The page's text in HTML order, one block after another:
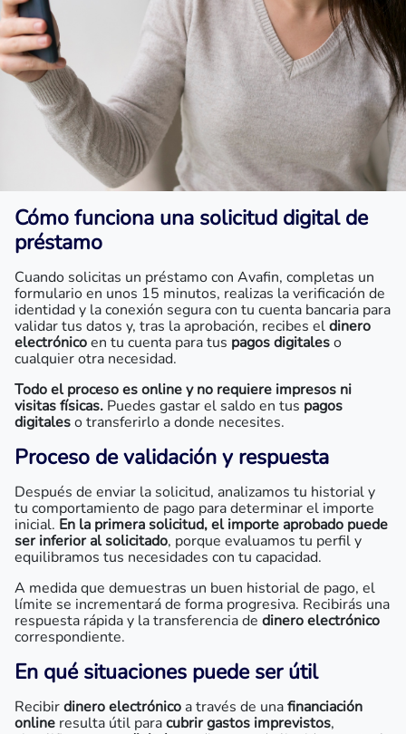
Cómo funciona una solicitud digital de
préstamo
Cuando solicitas un préstamo con Avafin, completas un
formulario en unos 15 minutos, realizas la verificación de
identidad y la conexión segura con tu cuenta bancaria para
validar tus datos y, tras la aprobación, recibes eldinero
electrónicoen tu cuenta para tus pagos digitaleso
cualquier otra necesidad.
Todo el proceso es online y no requiere impresos ni
visitas físicas. Puedes gastar el saldo en tus pagos
digitaleso transferirlo a donde necesites.
Proceso de validación y respuesta
Después de enviar la solicitud, analizamos tu historial y
tu comportamiento de pago para determinar el importe
inicial. En la primera solicitud, el importe aprobado puede
ser inferior al solicitado, porque evaluamos tu perfil y
equilibramos tus necesidades con tu capacidad.
A medida que demuestras un buen historial de pago, el
límite se incrementará de forma progresiva. Recibirás una
respuesta rápida y la transferencia de dinero electrónico
correspondiente.
En qué situaciones puede ser útil
Recibirdinero electrónico a través de unafinanciación
online resulta útil paracubrir gastos imprevistos,